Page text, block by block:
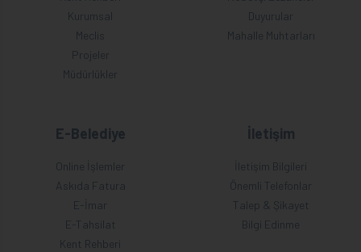
Kurumsal
Meclis
Projeler
Müdürlükler
Duyurular
Mahalle Muhtarları
E-Belediye
Online İşlemler
Askıda Fatura
E-İmar
E-Tahsilat
Kent Rehberi
İletişim
İletişim Bilgileri
Önemli Telefonlar
Talep & Şikayet
Bilgi Edinme